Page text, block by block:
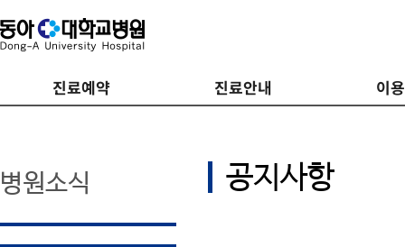
진료예약 진료안내 이
병원소식 공지사항